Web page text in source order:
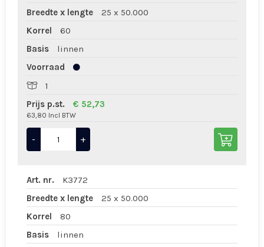
Breedte x lengte
25 x 50.000
Korrel
60
Basis
linnen
Voorraad
1
Prijs p.st.
€ 52,73
63,80 Incl BTW
- +
Art. nr.
K3772
Breedte x lengte
25 x 50.000
Korrel
80
Basis
linnen